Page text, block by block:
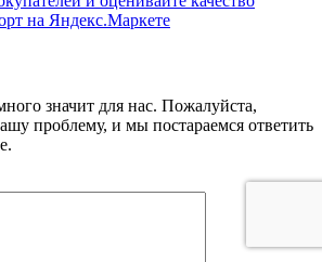
значит для нас. Пожалуйста,
проблему, и мы постараемся ответить